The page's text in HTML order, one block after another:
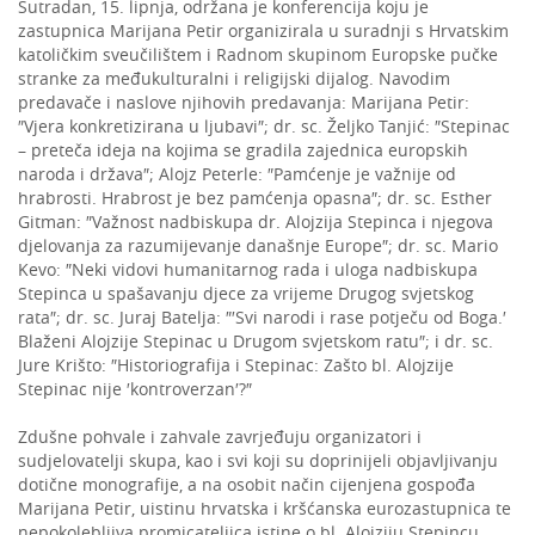
Sutradan, 15. lipnja, održana je konferencija koju je
zastupnica Marijana Petir organizirala u suradnji s Hrvatskim
katoličkim sveučilištem i Radnom skupinom Europske pučke
stranke za međukulturalni i religijski dijalog. Navodim
predavače i naslove njihovih predavanja: Marijana Petir:
″Vjera konkretizirana u ljubavi″; dr. sc. Željko Tanjić: ″Stepinac
– preteča ideja na kojima se gradila zajednica europskih
naroda i država″; Alojz Peterle: ″Pamćenje je važnije od
hrabrosti. Hrabrost je bez pamćenja opasna″; dr. sc. Esther
Gitman: ″Važnost nadbiskupa dr. Alojzija Stepinca i njegova
djelovanja za razumijevanje današnje Europe″; dr. sc. Mario
Kevo: ″Neki vidovi humanitarnog rada i uloga nadbiskupa
Stepinca u spašavanju djece za vrijeme Drugog svjetskog
rata″; dr. sc. Juraj Batelja: ″′Svi narodi i rase potječu od Boga.′
Blaženi Alojzije Stepinac u Drugom svjetskom ratu″; i dr. sc.
Jure Krišto: ″Historiografija i Stepinac: Zašto bl. Alojzije
Stepinac nije ′kontroverzan′?″
Zdušne pohvale i zahvale zavrjeđuju organizatori i
sudjelovatelji skupa, kao i svi koji su doprinijeli objavljivanju
dotične monografije, a na osobit način cijenjena gospođa
Marijana Petir, uistinu hrvatska i kršćanska eurozastupnica te